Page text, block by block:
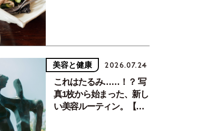
美容と健康 2026.07.24
これはたるみ……！？ 写
真1枚から始まった、新し
い美容ルーティン。【中